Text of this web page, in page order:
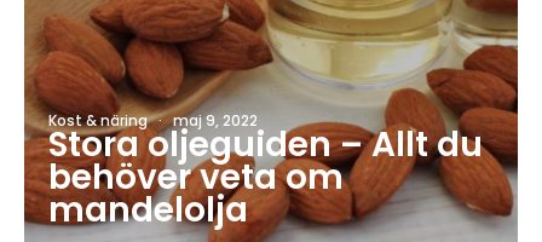
Kost & näring · maj 9, 2022
Stora oljeguiden – Allt du
behöver veta om
mandelolja